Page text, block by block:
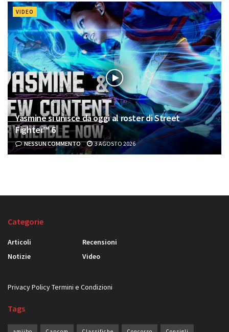
VIDEO
Yasmine si unisce da oggi al roster di Street
Fighter™ 6
NESSUN COMMENTO 3 AGOSTO 2026
Categorie
Articoli
Notizie
Recensioni
Video
Privacy PolicyTermini e Condizioni
Tags